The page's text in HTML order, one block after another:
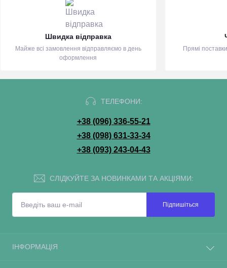
Швидка відправка
Майже всі замовлення відправляємо в день
оформлення
Прямі
ТЕЛЕФОНИ:
+38 (096) 336-55-21
+38 (098) 631-33-34
+38 (093) 243-04-43
СЛІДКУЙТЕ ЗА НОВИНКАМИ ТА АКЦІЯМИ:
Підпишіться
ІНФОРМАЦІЯ